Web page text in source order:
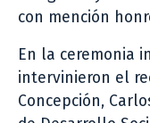
con mención
En la ceremonia
intervinieron el
Concepción,